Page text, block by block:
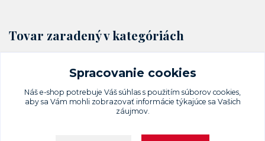
Tovar zaradený v kategóriách
Spracovanie cookies
Náš e-shop potrebuje Váš súhlas s použitím súborov cookies,
aby sa Vám mohli zobrazovať informácie týkajúce sa Vašich
záujmov.